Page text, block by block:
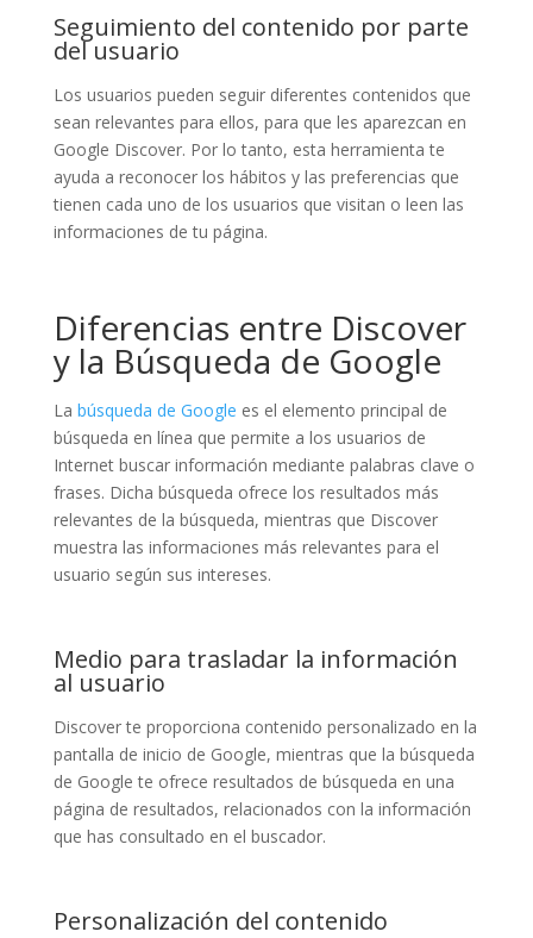
Seguimiento del contenido por parte
del usuario
Los usuarios pueden seguir diferentes contenidos que
sean relevantes para ellos, para que les aparezcan en
Google Discover. Por lo tanto, esta herramienta te
ayuda a reconocer los hábitos y las preferencias que
tienen cada uno de los usuarios que visitan o leen las
informaciones de tu página.
Diferencias entre Discover
y la Búsqueda de Google
La búsqueda de Google es el elemento principal de
búsqueda en línea que permite a los usuarios de
Internet buscar información mediante palabras clave o
frases. Dicha búsqueda ofrece los resultados más
relevantes de la búsqueda, mientras que Discover
muestra las informaciones más relevantes para el
usuario según sus intereses.
Medio para trasladar la información
al usuario
Discover te proporciona contenido personalizado en la
pantalla de inicio de Google, mientras que la búsqueda
de Google te ofrece resultados de búsqueda en una
página de resultados, relacionados con la información
que has consultado en el buscador.
Personalización del contenido